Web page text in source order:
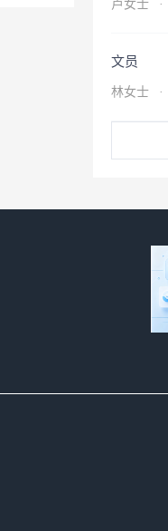
卢女士 ·
文员
林女士 ·